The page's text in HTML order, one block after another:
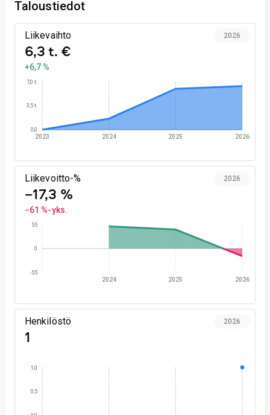
Taloustiedot
Liikevaihto
6,3 t. €
+6,7 %
2026
2023 2024 2025 2026
0,0
3,5 t.
7,0 t.
Liikevoitto-%
−17,3 %
−61 %-yks.
2026
2024 2025 2026
-55
0
55
Henkilöstö
1
2026
0,5
1,0